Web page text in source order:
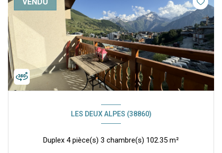
LES DEUX ALPES (38860)
Duplex 4 pièce(s) 3 chambre(s) 102.35 m²